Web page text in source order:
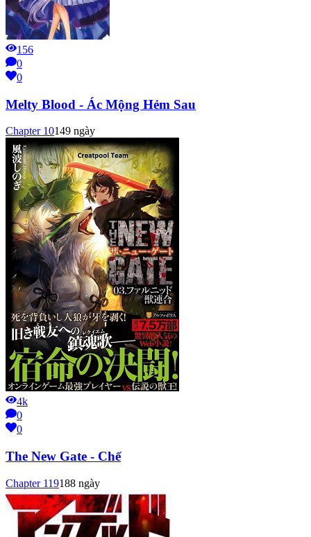
156
0
0
Melty Blood - Ác Mộng Hẻm Sau
Chapter 10149 ngày
4k
0
0
The New Gate - Chế
Chapter 119188 ngày